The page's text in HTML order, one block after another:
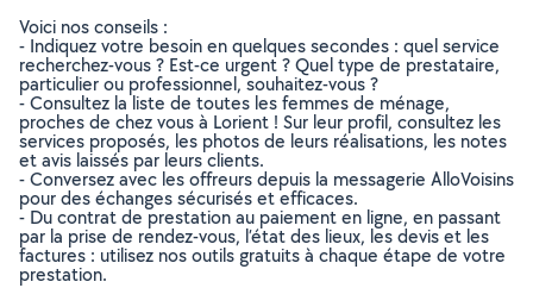
Voici nos conseils :
- Indiquez votre besoin en quelques secondes : quel service
recherchez-vous ? Est-ce urgent ? Quel type de prestataire,
particulier ou professionnel, souhaitez-vous ?
- Consultez la liste de toutes les femmes de ménage,
proches de chez vous à Lorient ! Sur leur profil, consultez les
services proposés, les photos de leurs réalisations, les notes
et avis laissés par leurs clients.
- Conversez avec les offreurs depuis la messagerie AlloVoisins
pour des échanges sécurisés et efficaces.
- Du contrat de prestation au paiement en ligne, en passant
par la prise de rendez-vous, l’état des lieux, les devis et les
factures : utilisez nos outils gratuits à chaque étape de votre
prestation.